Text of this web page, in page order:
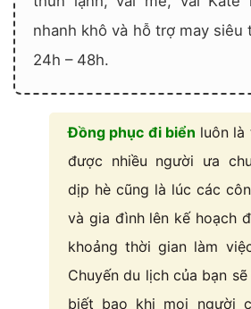
nhanh khô và hỗ trợ may siêu
24h – 48h.
Đồng phục đi biển luôn là
được nhiều người ưa
dịp hè cũng là lúc các
và gia đình lên kế hoạch
khoảng thời gian làm
Chuyến du lịch của bạn
biết bao khi mọi người